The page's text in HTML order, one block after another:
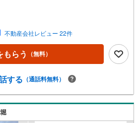
住み替えをご希望の方は自社買取保証付
います。お気軽にお問い合わせくださ
し●住環境良好●南道路◇当社の強みは
（当社でも再販事業を行っている為、お客
ンをご提供できます。）（2）注文住宅のご
スメーカー7社を保有しておりますので、ご
いに関する不動産情報を豊富に取り揃えて
現地見学が可能です（1）［室内・現地を
リック（2）本日～4日以内をご希望の方は
欄」に希望日時をご記入ください！
不動産会社レビュー 22件
もらう （無料）
する （通話料無料）